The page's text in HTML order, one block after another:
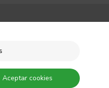
Aceptar cookies